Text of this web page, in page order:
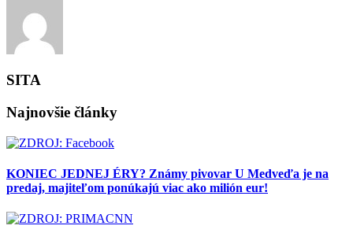
SITA
Najnovšie články
KONIEC JEDNEJ ÉRY? Známy pivovar U Medveďa je na
predaj, majiteľom ponúkajú viac ako milión eur!